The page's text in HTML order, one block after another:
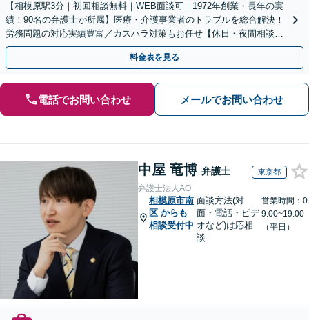
【相模原駅3分｜初回相談無料｜WEB面談可｜1972年創業・長年の実
績！90名の弁護士が所属】医療・介護事業者のトラブルを総合解決！
労務問題の対応実績豊富／カスハラ対策もお任せ【休日・夜間相談可
／忙しい方にも安心の柔軟なサポート体制】
料金表を見る
電話でお問い合わせ メールでお問い合わせ
中屋 竜博 弁護士 東京都
弁護士法人AO
相模原市南
区 からも
相談受付中
面談方法(対
面・電話・ビデ
オなど)は応相
談
営業時間：0
9:00~19:00
（平日）